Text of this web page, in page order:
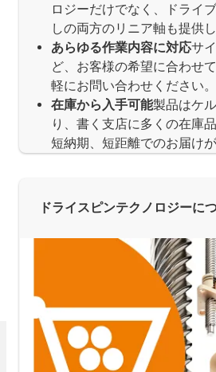
ロジーだけでなく、ドライ
しの両方のリニア軸も提供し
あらゆる作業内容に対応サ
ど、お客様の希望に合わせ
軽にお問い合わせください。
在庫から入手可能製品はケ
り、書く支店に多くの在庫
短納期、短距離でのお届けが
ドライスピンテクノロジーに